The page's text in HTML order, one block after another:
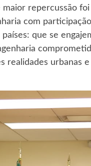
repercussão
com
que se
realidades urbanas